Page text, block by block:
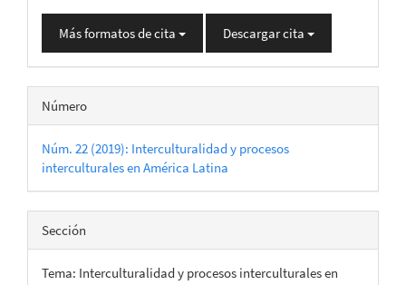
Más formatos de cita Descargar cita
Número
Núm. 22 (2019): Interculturalidad y procesos
interculturales en América Latina
Sección
Tema: Interculturalidad y procesos interculturales en